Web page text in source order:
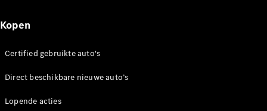
Alle SUVs
EQA
Elektrisch
SUV
Kopen
Certified gebruikte auto's
Direct beschikbare nieuwe auto’s
Lopende acties